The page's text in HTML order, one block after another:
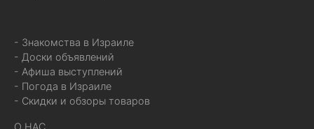
- Знакомства в Израиле
- Доски объявлений
- Афиша выступлений
- Погода в Израиле
- Скидки и обзоры товаров
О НАС